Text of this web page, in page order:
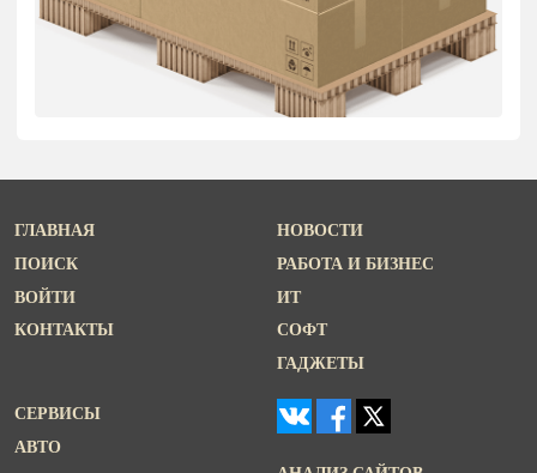
ГЛАВНАЯ
ПОИСК
ВОЙТИ
КОНТАКТЫ
НОВОСТИ
РАБОТА И БИЗНЕС
ИТ
СОФТ
ГАДЖЕТЫ
СЕРВИСЫ
АВТО